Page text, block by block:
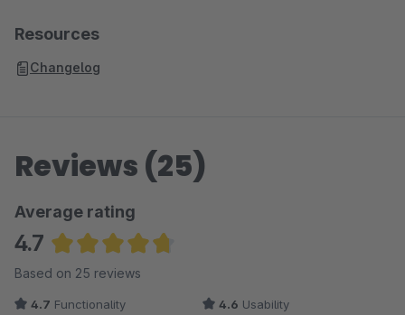
Resources
Changelog
Reviews (25)
Average rating
4.7
Average rating of 4.66 out of 5 stars
Based on 25 reviews
4.7 Functionality 4.6 Usability